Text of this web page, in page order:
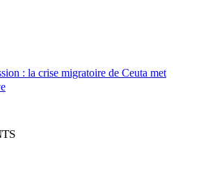
: la crise migratoire de Ceuta met